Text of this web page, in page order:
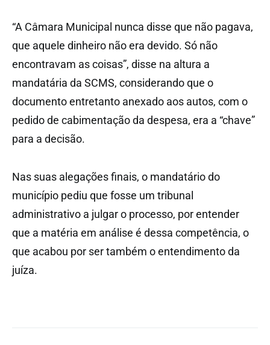
“A Câmara Municipal nunca disse que não pagava,
que aquele dinheiro não era devido. Só não
encontravam as coisas”, disse na altura a
mandatária da SCMS, considerando que o
documento entretanto anexado aos autos, com o
pedido de cabimentação da despesa, era a “chave”
para a decisão.
Nas suas alegações finais, o mandatário do
município pediu que fosse um tribunal
administrativo a julgar o processo, por entender
que a matéria em análise é dessa competência, o
que acabou por ser também o entendimento da
juíza.